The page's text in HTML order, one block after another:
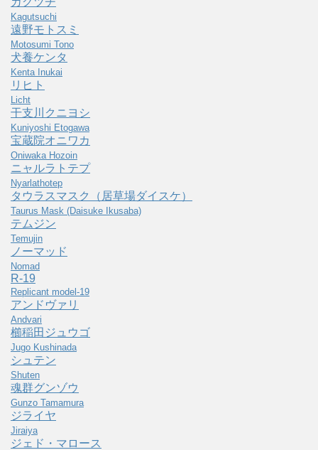
Kagutsuchi
遠野モトスミ
Motosumi Tono
犬養ケンタ
Kenta Inukai
リヒト
Licht
干支川クニヨシ
Kuniyoshi Etogawa
宝蔵院オニワカ
Oniwaka Hozoin
ニャルラトテプ
Nyarlathotep
タウラスマスク（居草場ダイスケ）
Taurus Mask (Daisuke Ikusaba)
テムジン
Temujin
ノーマッド
Nomad
R-19
Replicant model-19
アンドヴァリ
Andvari
櫛稲田ジュウゴ
Jugo Kushinada
シュテン
Shuten
魂群グンゾウ
Gunzo Tamamura
ジライヤ
Jiraiya
ジェド・マロース